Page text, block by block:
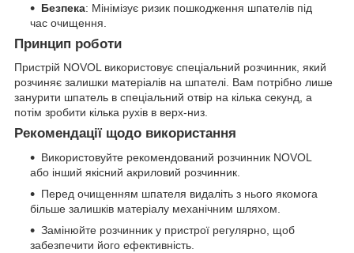
Безпека: Мінімізує ризик пошкодження шпателів під
час очищення.
Принцип роботи
Пристрій NOVOL використовує спеціальний розчинник, який
розчиняє залишки матеріалів на шпателі. Вам потрібно лише
занурити шпатель в спеціальний отвір на кілька секунд, а
потім зробити кілька рухів в верх-низ.
Рекомендації щодо використання
Використовуйте рекомендований розчинник NOVOL
або інший якісний акриловий розчинник.
Перед очищенням шпателя видаліть з нього якомога
більше залишків матеріалу механічним шляхом.
Замінюйте розчинник у пристрої регулярно, щоб
забезпечити його ефективність.